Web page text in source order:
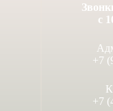
с
+7
+7